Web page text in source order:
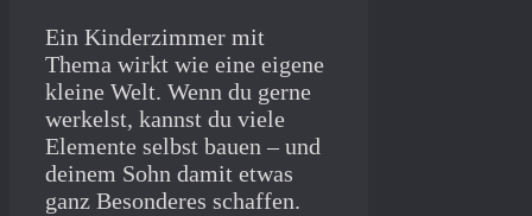
Ein Kinderzimmer mit
Thema wirkt wie eine eigene
kleine Welt. Wenn du gerne
werkelst, kannst du viele
Elemente selbst bauen – und
deinem Sohn damit etwas
ganz Besonderes schaffen.